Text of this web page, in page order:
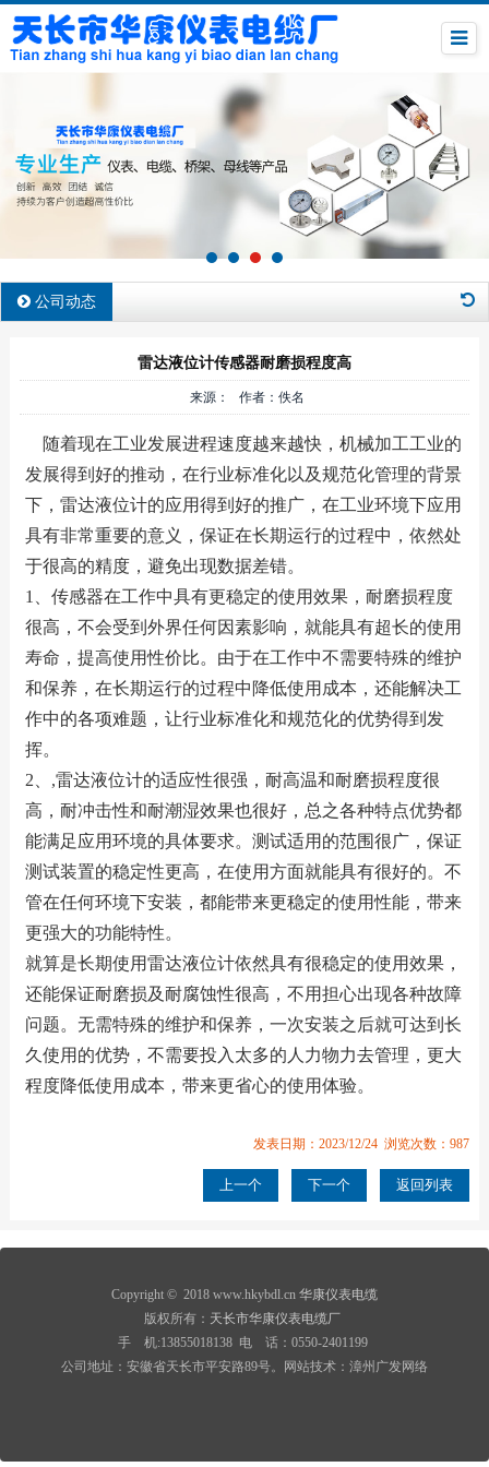
公司动态
雷达液位计传感器耐磨损程度高
来源： 作者：佚名
随着现在工业发展进程速度越来越快，机械加工工业的
发展得到好的推动，在行业标准化以及规范化管理的背景
下，雷达液位计的应用得到好的推广，在工业环境下应用
具有非常重要的意义，保证在长期运行的过程中，依然处
于很高的精度，避免出现数据差错。
1、传感器在工作中具有更稳定的使用效果，耐磨损程度
很高，不会受到外界任何因素影响，就能具有超长的使用
寿命，提高使用性价比。由于在工作中不需要特殊的维护
和保养，在长期运行的过程中降低使用成本，还能解决工
作中的各项难题，让行业标准化和规范化的优势得到发
挥。
2、,雷达液位计的适应性很强，耐高温和耐磨损程度很
高，耐冲击性和耐潮湿效果也很好，总之各种特点优势都
能满足应用环境的具体要求。测试适用的范围很广，保证
测试装置的稳定性更高，在使用方面就能具有很好的。不
管在任何环境下安装，都能带来更稳定的使用性能，带来
更强大的功能特性。
就算是长期使用雷达液位计依然具有很稳定的使用效果，
还能保证耐磨损及耐腐蚀性很高，不用担心出现各种故障
问题。无需特殊的维护和保养，一次安装之后就可达到长
久使用的优势，不需要投入太多的人力物力去管理，更大
程度降低使用成本，带来更省心的使用体验。
发表日期：2023/12/24 浏览次数：987
上一个 下一个 返回列表
Copyright © 2018 www.hkybdl.cn 华康仪表电缆
版权所有： 天长市华康仪表电缆厂
手 机:13855018138 电 话：0550-2401199
公司地址：安徽省天长市平安路89号。网站技术：漳州广发网络